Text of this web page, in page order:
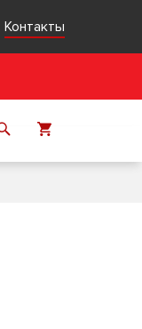
Контакты